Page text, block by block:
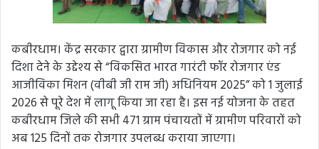
कबीरधाम। केंद्र सरकार द्वारा ग्रामीण विकास और रोजगार को नई
दिशा देने के उद्देश्य से “विकसित भारत गारंटी फॉर रोजगार एंड
आजीविका मिशन (वीबी जी राम जी) अधिनियम 2025” को 1 जुलाई
2026 से पूरे देश में लागू किया जा रहा है। इस नई योजना के तहत
कबीरधाम जिले की सभी 471 ग्राम पंचायतों में ग्रामीण परिवारों को
अब 125 दिनों तक रोजगार उपलब्ध कराया जाएगा।